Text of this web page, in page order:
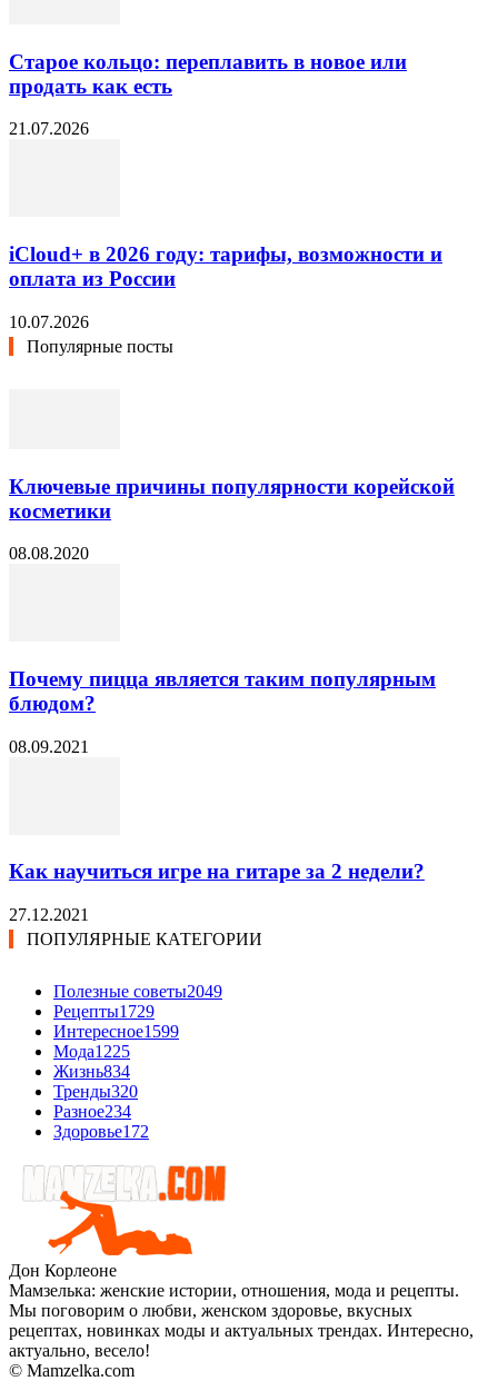
Старое кольцо: переплавить в новое или
продать как есть
21.07.2026
iCloud+ в 2026 году: тарифы, возможности и
оплата из России
10.07.2026
Популярные посты
Ключевые причины популярности корейской
косметики
08.08.2020
Почему пицца является таким популярным
блюдом?
08.09.2021
Как научиться игре на гитаре за 2 недели?
27.12.2021
ПОПУЛЯРНЫЕ КАТЕГОРИИ
Полезные советы2049
Рецепты1729
Интересное1599
Мода1225
Жизнь834
Тренды320
Разное234
Здоровье172
Дон Корлеоне
Мамзелька: женские истории, отношения, мода и рецепты.
Мы поговорим о любви, женском здоровье, вкусных
рецептах, новинках моды и актуальных трендах. Интересно,
актуально, весело!
© Mamzelka.com